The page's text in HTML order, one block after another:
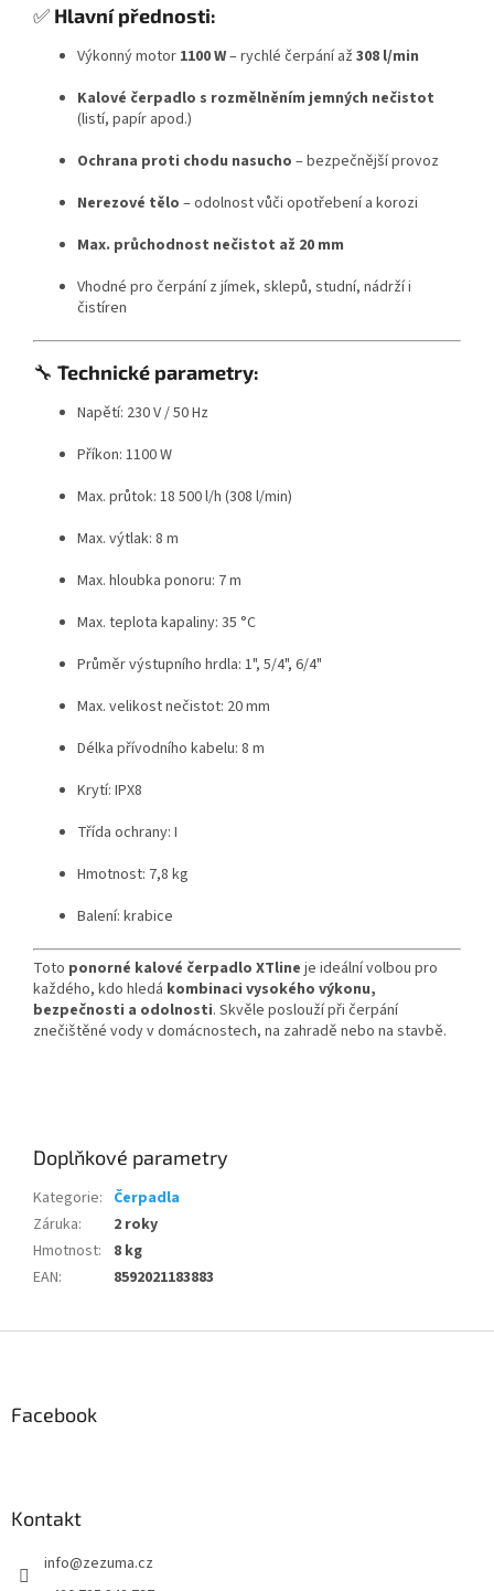
✅ Hlavní přednosti:
Výkonný motor 1100 W– rychlé čerpání až 308 l/min
Kalové čerpadlo s rozmělněním jemných nečistot
(listí, papír apod.)
Ochrana proti chodu nasucho – bezpečnější provoz
Nerezové tělo – odolnost vůči opotřebení a korozi
Max. průchodnost nečistot až 20 mm
Vhodné pro čerpání z jímek, sklepů, studní, nádrží i
čistíren
🔧 Technické parametry:
Napětí: 230 V / 50 Hz
Příkon: 1100 W
Max. průtok: 18 500 l/h (308 l/min)
Max. výtlak: 8 m
Max. hloubka ponoru: 7 m
Max. teplota kapaliny: 35 °C
Průměr výstupního hrdla: 1", 5/4", 6/4"
Max. velikost nečistot: 20 mm
Délka přívodního kabelu: 8 m
Krytí: IPX8
Třída ochrany: I
Hmotnost: 7,8 kg
Balení: krabice
Toto ponorné kalové čerpadlo XTline je ideální volbou pro
každého, kdo hledá kombinaci vysokého výkonu,
bezpečnosti a odolnosti. Skvěle poslouží při čerpání
znečištěné vody v domácnostech, na zahradě nebo na stavbě.
Doplňkové parametry
Kategorie: Čerpadla
Záruka:
2 roky
Hmotnost:
8 kg
EAN: 8592021183883
Facebook
Kontakt
info@zezuma.cz